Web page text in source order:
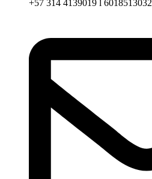
+57 314 4139019 l 6018513032